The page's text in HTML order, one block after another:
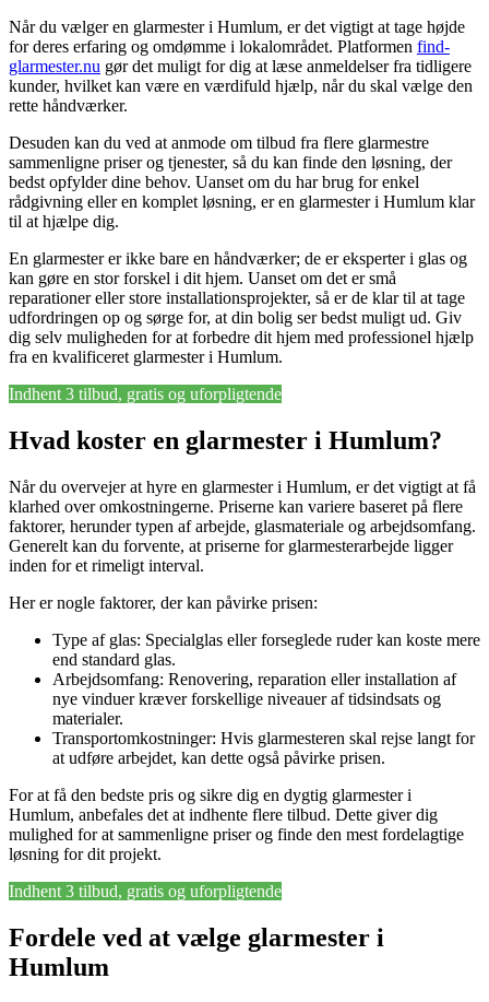
Når du vælger en glarmester i Humlum, er det vigtigt at tage højde
for deres erfaring og omdømme i lokalområdet. Platformen find-
glarmester.nu gør det muligt for dig at læse anmeldelser fra tidligere
kunder, hvilket kan være en værdifuld hjælp, når du skal vælge den
rette håndværker.
Desuden kan du ved at anmode om tilbud fra flere glarmestre
sammenligne priser og tjenester, så du kan finde den løsning, der
bedst opfylder dine behov. Uanset om du har brug for enkel
rådgivning eller en komplet løsning, er en glarmester i Humlum klar
til at hjælpe dig.
En glarmester er ikke bare en håndværker; de er eksperter i glas og
kan gøre en stor forskel i dit hjem. Uanset om det er små
reparationer eller store installationsprojekter, så er de klar til at tage
udfordringen op og sørge for, at din bolig ser bedst muligt ud. Giv
dig selv muligheden for at forbedre dit hjem med professionel hjælp
fra en kvalificeret glarmester i Humlum.
Indhent 3 tilbud, gratis og uforpligtende
Hvad koster en glarmester i Humlum?
Når du overvejer at hyre en glarmester i Humlum, er det vigtigt at få
klarhed over omkostningerne. Priserne kan variere baseret på flere
faktorer, herunder typen af arbejde, glasmateriale og arbejdsomfang.
Generelt kan du forvente, at priserne for glarmesterarbejde ligger
inden for et rimeligt interval.
Her er nogle faktorer, der kan påvirke prisen:
Type af glas: Specialglas eller forseglede ruder kan koste mere
end standard glas.
Arbejdsomfang: Renovering, reparation eller installation af
nye vinduer kræver forskellige niveauer af tidsindsats og
materialer.
Transportomkostninger: Hvis glarmesteren skal rejse langt for
at udføre arbejdet, kan dette også påvirke prisen.
For at få den bedste pris og sikre dig en dygtig glarmester i
Humlum, anbefales det at indhente flere tilbud. Dette giver dig
mulighed for at sammenligne priser og finde den mest fordelagtige
løsning for dit projekt.
Indhent 3 tilbud, gratis og uforpligtende
Fordele ved at vælge glarmester i
Humlum